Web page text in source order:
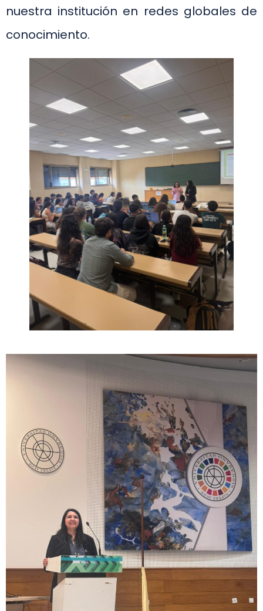
nuestra institución en redes globales de
conocimiento.